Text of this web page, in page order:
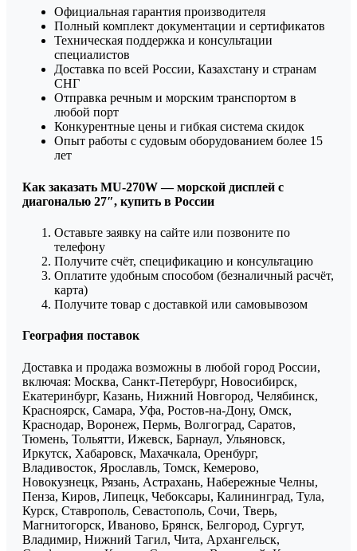
Официальная гарантия производителя
Полный комплект документации и сертификатов
Техническая поддержка и консультации
специалистов
Доставка по всей России, Казахстану и странам
СНГ
Отправка речным и морским транспортом в
любой порт
Конкурентные цены и гибкая система скидок
Опыт работы с судовым оборудованием более 15
лет
Как заказать MU-270W — морской дисплей с
диагональю 27″, купить в России
Оставьте заявку на сайте или позвоните по
телефону
Получите счёт, спецификацию и консультацию
Оплатите удобным способом (безналичный расчёт,
карта)
Получите товар с доставкой или самовывозом
География поставок
Доставка и продажа возможны в любой город России,
включая: Москва, Санкт-Петербург, Новосибирск,
Екатеринбург, Казань, Нижний Новгород, Челябинск,
Красноярск, Самара, Уфа, Ростов-на-Дону, Омск,
Краснодар, Воронеж, Пермь, Волгоград, Саратов,
Тюмень, Тольятти, Ижевск, Барнаул, Ульяновск,
Иркутск, Хабаровск, Махачкала, Оренбург,
Владивосток, Ярославль, Томск, Кемерово,
Новокузнецк, Рязань, Астрахань, Набережные Челны,
Пенза, Киров, Липецк, Чебоксары, Калининград, Тула,
Курск, Ставрополь, Севастополь, Сочи, Тверь,
Магнитогорск, Иваново, Брянск, Белгород, Сургут,
Владимир, Нижний Тагил, Чита, Архангельск,